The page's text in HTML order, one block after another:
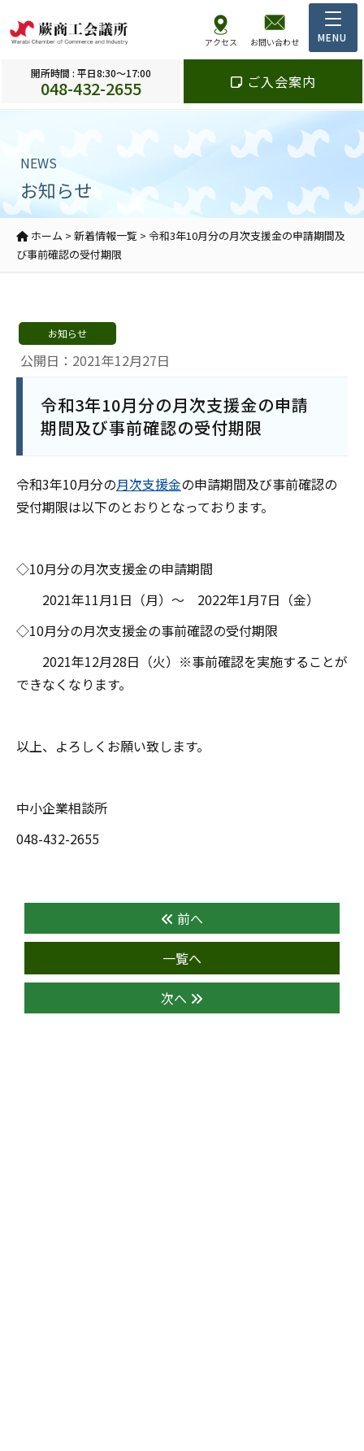
アクセス お問い合わせ
開所時間 : 平日8:30～17:00
048-432-2655 ご入会案内
NEWS
お知らせ
ホーム > 新着情報一覧 > 令和3年10月分の月次支援金の申請期間及
び事前確認の受付期限
公開日：2021年12月27日
お知らせ
令和3年10月分の月次支援金の申請
期間及び事前確認の受付期限
令和3年10月分の月次支援金の申請期間及び事前確認の
受付期限は以下のとおりとなっております。
◇10月分の月次支援金の申請期間
2021年11月1日（月）～ 2022年1月7日（金）
◇10月分の月次支援金の事前確認の受付期限
2021年12月28日（火）※事前確認を実施することが
できなくなります。
以上、よろしくお願い致します。
中小企業相談所
048-432-2655
前へ
一覧へ
次へ